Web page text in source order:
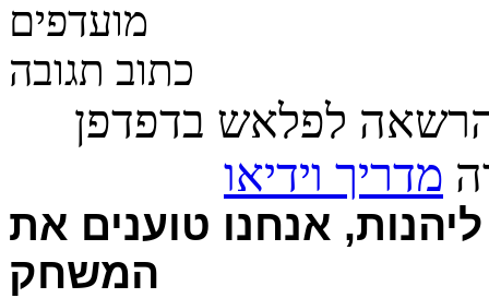
מועדפים
כתוב תגובה
לפלאש בדפדפן
מדריך וידיאו
אנחנו טוענים את
המשחק